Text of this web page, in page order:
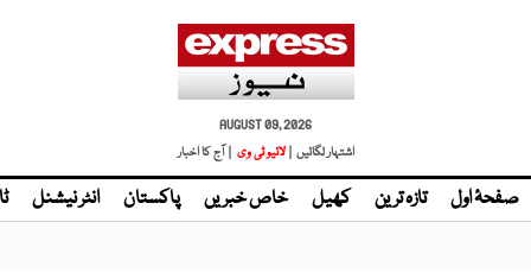
AUGUST 09, 2026
اشتہار لگائیں | لائیو ٹی وی | آج کا اخبار
صفحۂ اول تازہ ترین کھیل خاص خبریں پاکستان انٹر نیشنل